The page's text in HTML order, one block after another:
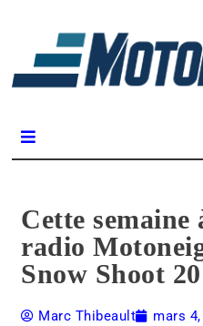
Cette semaine
radio
Snow Shoot
Marc Thibeault mars